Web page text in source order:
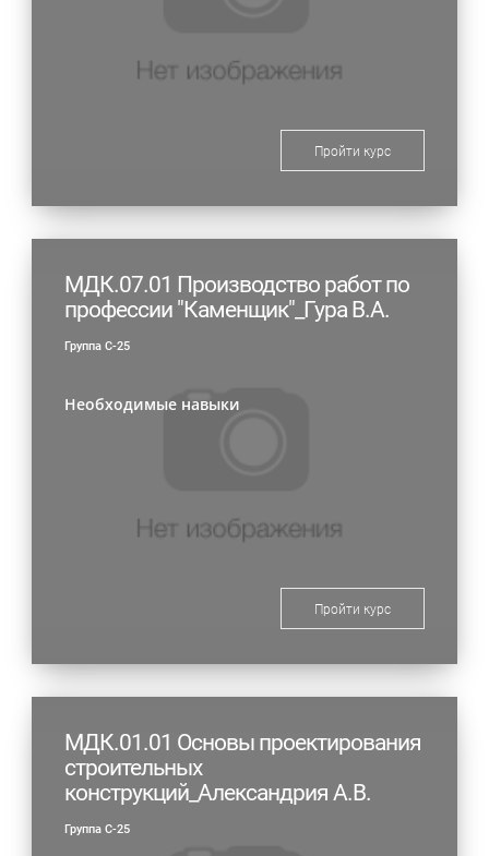
Пройти курс
МДК.07.01 Производство работ по
профессии "Каменщик"_Гура В.А.
Группа С-25
Необходимые навыки
Пройти курс
МДК.01.01 Основы проектирования
строительных
конструкций_Александрия А.В.
Группа С-25